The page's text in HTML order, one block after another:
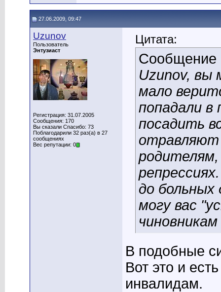
27.06.2009, 09:47
Uzunov
Пользователь
Энтузиаст
Регистрация: 31.07.2005
Сообщения: 170
Вы сказали Спасибо: 73
Поблагодарили 32 раз(а) в 27
сообщениях
Вес репутации: 0
Цитата:
Сообщение
Uzunov, вы
мало
попадали в
посадить
отравляют
до больных
могу вас
В подобные
Вот это и
инвалидам.